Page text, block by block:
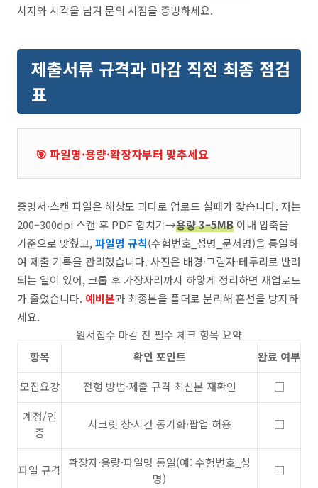
시지와 시각을 남겨 문의 시점을 증빙하세요.
제출서류 규격과 마감 직전 최종 점검
표
🎯 파일명·용량·확장자부터 맞추세요
증명서·스캔 파일은 해상도 과다로 업로드 실패가 잦습니다. 저는
200–300dpi 스캔 후 PDF 합치기→용량 3–5MB 이내 압축을
기준으로 맞췄고,파일명 규칙(수험번호_성명_문서명)을 통일하
여 제출 기록을 관리했습니다. 사진은 배경·그림자·테두리로 반려
되는 일이 있어, 크롭 후 가장자리까지 하얗게 정리하면 재업로드
가 줄었습니다. 예비본과 최종본을 폴더로 분리해 혼선을 방지하
세요.
원서접수 마감 전 필수 체크 항목 요약
항목
확인 포인트
완료 여부
모집요강
전형 방법·제출 규격 최신본 재확인
□
계정/인
증
시크릿 창·시간 동기화·팝업 허용 □
파일 규격
확장자·용량·파일명 통일(예: 수험번호_성
명)
□